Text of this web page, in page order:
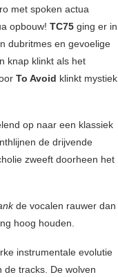
met spoken actua
opbouw! TC75 ging er in
dubritmes en gevoelige
knap klinkt als het
To Avoid klinkt mystiek
op naar een klassiek
de drijvende
zweeft doorheen het
de vocalen rauwer dan
hoog houden.
instrumentale evolutie
de tracks. De wolven